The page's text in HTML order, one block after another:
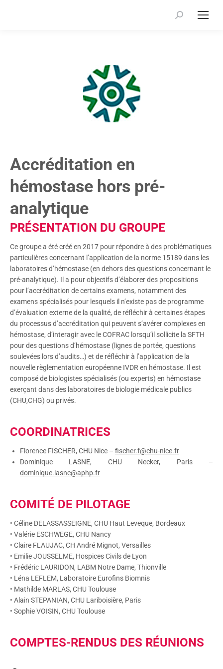
Recherche
Accréditation en
hémostase hors pré-
analytique
PRÉSENTATION DU GROUPE
Ce groupe a été créé en 2017 pour répondre à des problématiques
particulières concernant l’application de la norme 15189 dans les
laboratoires d’hémostase (en dehors des questions concernant le
pré-analytique). Il a pour objectifs d’élaborer des propositions
pour l’accréditation de certains examens, notamment des
examens spécialisés pour lesquels il n’existe pas de programme
d’évaluation externe de la qualité, de réfléchir à certaines étapes
du processus d’accréditation qui peuvent s’avérer complexes en
hémostase, d’interagir avec le COFRAC lorsqu’il sollicite la SFTH
pour des questions d’hémostase (lignes de portée, questions
soulevées lors d’audits…) et de réfléchir à l’application de la
nouvelle règlementation européenne IVDR en hémostase. Il est
composé de biologistes spécialisés (ou experts) en hémostase
exerçant dans des laboratoires de biologie médicale publics
(CHU,CHG) ou privés.
COORDINATRICES
Florence FISCHER, CHU Nice – fischer.f@chu-nice.fr
Dominique LASNE, CHU Necker, Paris –
dominique.lasne@aphp.fr
COMITÉ DE PILOTAGE
• Céline DELASSASSEIGNE, CHU Haut Leveque, Bordeaux
• Valérie ESCHWEGE, CHU Nancy
• Claire FLAUJAC, CH André Mignot, Versailles
• Emilie JOUSSELME, Hospices Civils de Lyon
• Frédéric LAURIDON, LABM Notre Dame, Thionville
• Léna LEFLEM, Laboratoire Eurofins Biomnis
• Mathilde MARLAS, CHU Toulouse
• Alain STEPANIAN, CHU Lariboisière, Paris
• Sophie VOISIN, CHU Toulouse
COMPTES-RENDUS DES RÉUNIONS